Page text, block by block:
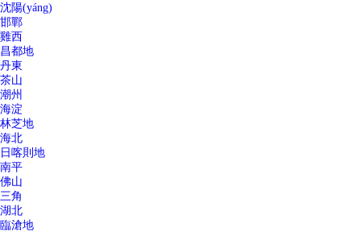
沈陽(yáng)
邯鄲
雞西
昌都地
丹東
茶山
潮州
海淀
林芝地
海北
日喀則地
南平
佛山
三角
湖北
臨滄地